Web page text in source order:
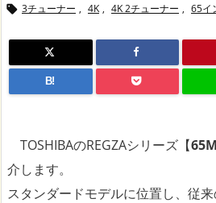
 3チューナー , 4K , 4K 2チューナー , 65イ
B!
TOSHIBAのREGZAシリーズ【
介します。
スタンダードモデルに位置し、従